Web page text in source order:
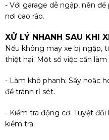
- Với garage dễ ngập, nên
nơi cao ráo.
XỬ LÝ NHANH SAU KHI
Nếu không may xe bị ngập,
thiệt hại. Một số việc cần làm
- Làm khô phanh: Sấy hoặc
để tránh rỉ sét.
- Kiểm tra động cơ: Tuyệt
kiểm tra.